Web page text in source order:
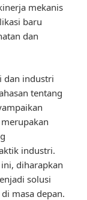
mekanis
baru
dan
dan industri
tentang
industri.
diharapkan
solusi
masa depan.